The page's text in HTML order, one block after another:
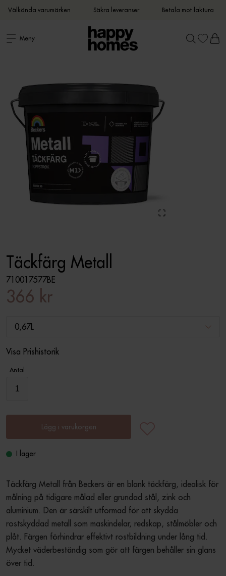
Välkända varumärken Säkra leveranser Betala mot faktura
Meny
Täckfärg Metall
710017577BE
366 kr
0,67L
Visa Prishistorik
Antal
Lägg i varukorgen
I lager
Täckfärg Metall från Beckers är en blank täckfärg, idealisk för
målning på tidigare målad eller grundad stål, zink och
aluminium. Den är särskilt utformad för att skydda
rostskyddad metall som maskindelar, redskap, stålmöbler och
plåt. Färgen förhindrar effektivt rostbildning under lång tid.
Mycket väderbeständig som gör att färgen behåller sin glans
över tid.